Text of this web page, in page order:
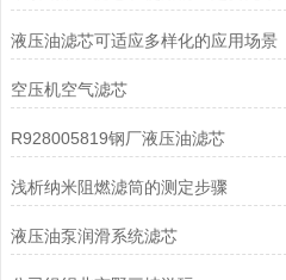
液压油滤芯可适应多样化的应用场景
空压机空气滤芯
R928005819钢厂液压油滤芯
浅析纳米阻燃滤筒的测定步骤
液压油泵润滑系统滤芯